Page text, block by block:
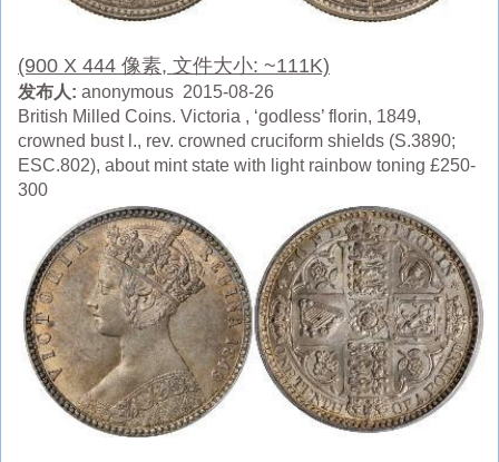
(900 X 444 像素, 文件大小: ~111K)
发布人: anonymous 2015-08-26
British Milled Coins. Victoria , ‘godless’ florin, 1849,
crowned bust l., rev. crowned cruciform shields (S.3890;
ESC.802), about mint state with light rainbow toning £250-
300